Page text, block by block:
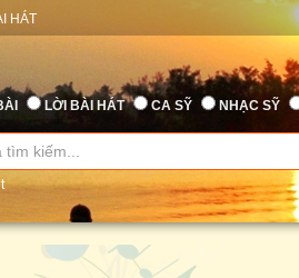
HÁT
LỜI BÀI HÁT CA SỸ NHẠC SỸ